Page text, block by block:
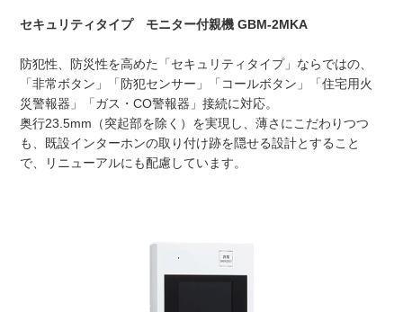
セキュリティタイプ モニター付親機 GBM-2MKA
防犯性、防災性を高めた「セキュリティタイプ」ならではの、
「非常ボタン」「防犯センサー」「コールボタン」「住宅用火
災警報器」「ガス・CO警報器」接続に対応。
奥行23.5mm（突起部を除く）を実現し、薄さにこだわりつつ
も、既設インターホンの取り付け跡を隠せる設計とすること
で、リニューアルにも配慮しています。